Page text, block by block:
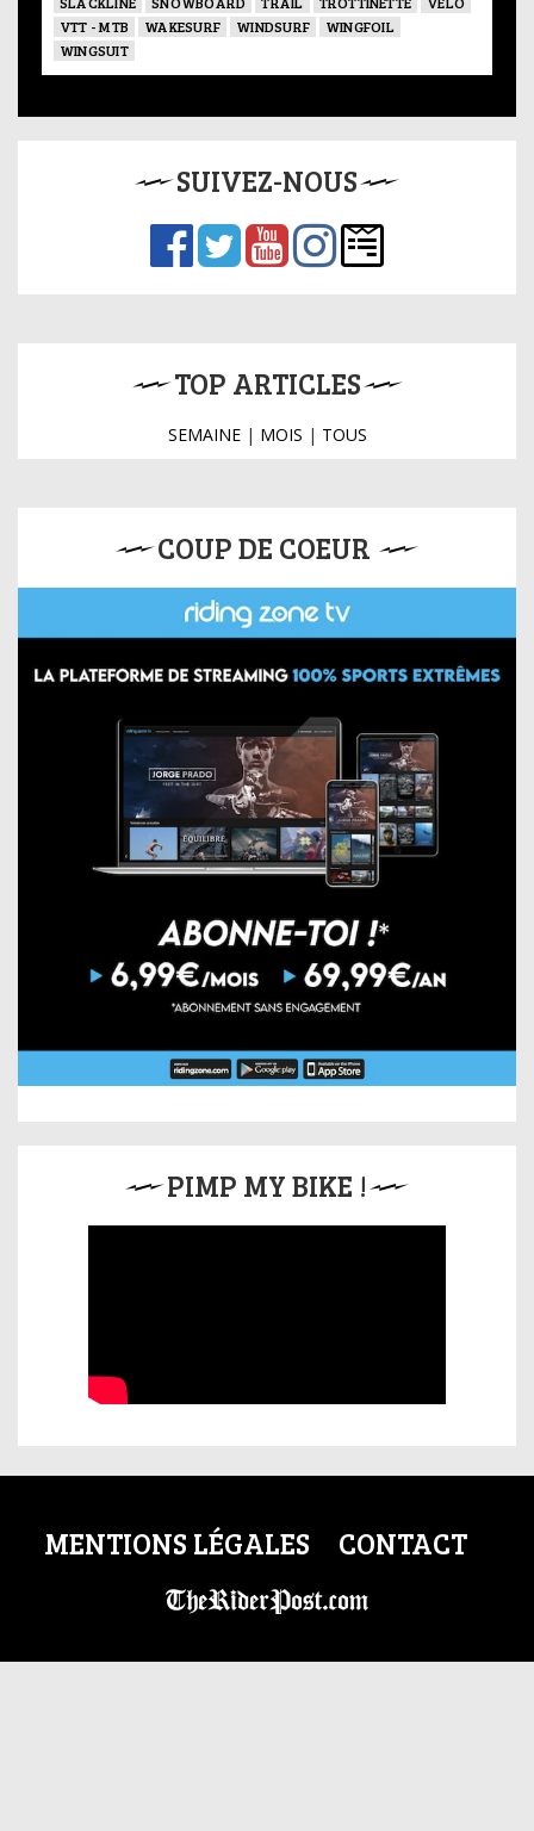
VTT - MTB
WAKESURF WINDSURF
WINGFOIL
WINGSUIT
SUIVEZ-NOUS
TOP ARTICLES
SEMAINE| MOIS | TOUS
COUP DE COEUR
PIMP MY BIKE !
MENTIONS LÉGALES CONTACT